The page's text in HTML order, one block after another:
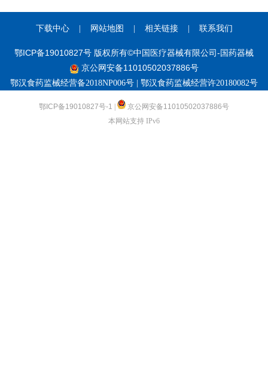
下载中心 网站地图 相关链接 联系我们
鄂ICP备19010827号 版权所有©中国医疗器械有限公司-国药器械
京公网安备11010502037886号
鄂汉食药监械经营备2018NP006号 | 鄂汉食药监械经营许20180082号
鄂ICP备19010827号-1
京公网安备11010502037886号
本网站支持 IPv6